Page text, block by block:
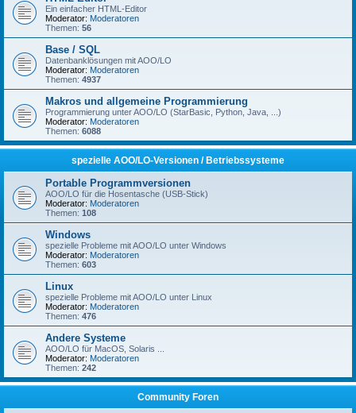
Ein einfacher HTML-Editor
Moderator: Moderatoren
Themen: 56
Base / SQL
Datenbanklösungen mit AOO/LO
Moderator: Moderatoren
Themen: 4937
Makros und allgemeine Programmierung
Programmierung unter AOO/LO (StarBasic, Python, Java, ...)
Moderator: Moderatoren
Themen: 6088
spezielle AOO/LO-Versionen / Betriebssysteme
Portable Programmversionen
AOO/LO für die Hosentasche (USB-Stick)
Moderator: Moderatoren
Themen: 108
Windows
spezielle Probleme mit AOO/LO unter Windows
Moderator: Moderatoren
Themen: 603
Linux
spezielle Probleme mit AOO/LO unter Linux
Moderator: Moderatoren
Themen: 476
Andere Systeme
AOO/LO für MacOS, Solaris ...
Moderator: Moderatoren
Themen: 242
Community Foren